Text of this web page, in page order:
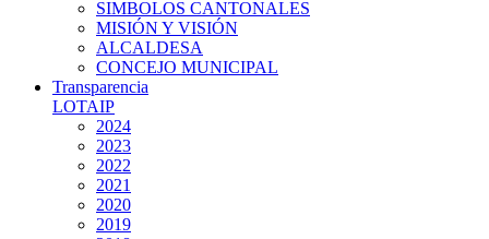
SIMBOLOS CANTONALES
MISIÓN Y VISIÓN
ALCALDESA
CONCEJO MUNICIPAL
Transparencia
LOTAIP
2024
2023
2022
2021
2020
2019